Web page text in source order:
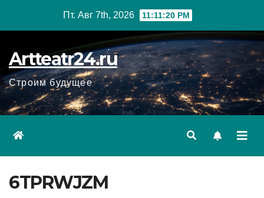
Пт. Авг 7th, 2026 11:11:21 PM
Artteatr24.ru
Строим будущее
6TPRWJZM